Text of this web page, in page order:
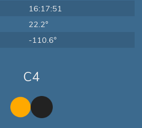
16:17:51
22.2°
-110.6°
C4